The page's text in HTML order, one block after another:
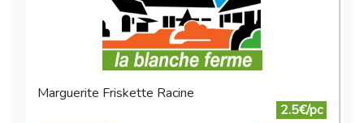
Marguerite Friskette Racine
2.5€/pc